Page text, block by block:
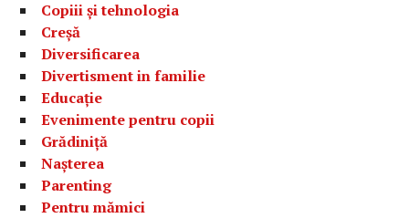
Copiii și tehnologia
Creșă
Diversificarea
Divertisment in familie
Educație
Evenimente pentru copii
Grădiniță
Nașterea
Parenting
Pentru mămici